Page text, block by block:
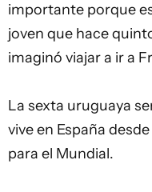
importante porque
joven que hace
imaginó viajar a ir a
La sexta uruguaya
vive en España
para el Mundial.